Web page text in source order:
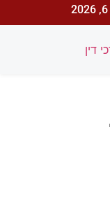
דין